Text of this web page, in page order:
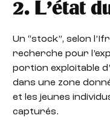
2. L’état
Un “stock”, selon
recherche pour
portion exploitable
dans une zone
et les jeunes
capturés.